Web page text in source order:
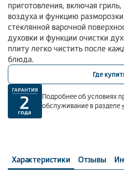
приготовления, включая
воздуха и функцию
стеклянной варочной
духовки и функции очистки
плиту легко чистить после
блюда.
Где
Подробнее об условиях
обслуживание в разделе
Характеристики Отзывы